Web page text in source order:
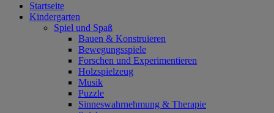
Startseite
Kindergarten
Spiel und Spaß
Bauen & Konstruieren
Bewegungsspiele
Forschen und Experimentieren
Holzspielzeug
Musik
Puzzle
Sinneswahrnehmung & Therapie